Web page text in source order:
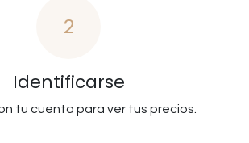
2
Identificarse
tu cuenta para ver tus precios.